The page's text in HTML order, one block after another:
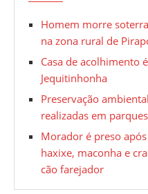
Homem morre
na zona rural de
Casa de acolhimento
Jequitinhonha
Preservação
realizadas em
Morador é preso
haxixe, maconha e
cão farejador